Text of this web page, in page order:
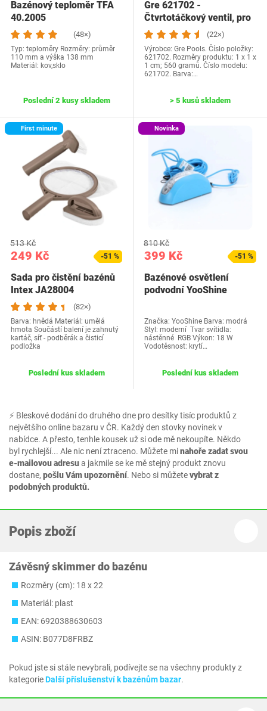
⚡ Bleskové dodání do druhého dne pro desítky tisíc produktů z
největšího online bazaru v ČR. Každý den stovky novinek v
nabídce. A přesto, tenhle kousek už si ode mě nekoupíte. Někdo
byl rychlejší... Ale nic není ztraceno. Můžete minahoře zadat svou
e-mailovou adresua jakmile se ke mě stejný produkt znovu
dostane, pošlu Vám upozornění. Nebo si můžetevybrat z
podobných produktů.
Bazénový teploměr TFA
40.2005
(48×)
Typ: teploměry Rozměry: průměr
110 mm a výška 138 mm
Materiál: kov,sklo
Poslední 2 kusy skladem
Gre 621702 -
Čtvrtotáčkový ventil, pro
skimmer, 18 x 10 x…
(22×)
Výrobce: Gre Pools. Číslo položky:
621702. Rozměry produktu: 1 x 1 x
1 cm; 560 gramů. Číslo modelu:
621702. Barva:…
> 5 kusů skladem
First minute
249 Kč
513 Kč
-51 %
Sada pro čistění bazénů
Intex JA28004
(82×)
Barva: hnědá Materiál: umělá
hmota Součástí balení je zahnutý
kartáč, síť - podběrák a čisticí
podložka
Poslední kus skladem
Novinka
399 Kč
810 Kč
-51 %
Bazénové osvětlení
podvodní YooShine
Značka: YooShine Barva: modrá
Styl: moderní Tvar svítidla:
nástěnné RGB Výkon: 18 W
Vodotěsnost: krytí…
Poslední kus skladem
Popis zboží
Závěsný skimmer do bazénu
Rozměry (cm): 18 x 22
Materiál: plast
EAN: 6920388630603
ASIN: B077D8FRBZ
Pokud jste si stále nevybrali, podívejte se na všechny produkty z
kategorieDalší příslušenství k bazénům bazar.